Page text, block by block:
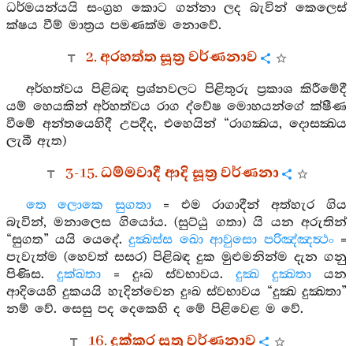
ධර්මයන්යයි සංග්‍රහ කොට ගන්නා ලද බැවින් කෙලෙස්
ක්ෂය වීම් මාත්‍රය පමණක්ම නොවේ.
2. අරහත්ත සූත්‍ර වර්ණනාව
අර්හත්වය පිළිබඳ ප්‍රශ්නවලට පිළිතුරු ප්‍රකාශ කිරීමේදී
යම් හෙයකින් අර්හත්වය රාග ද්වේෂ මොහයන්ගේ ක්ෂීණ
වීමේ අන්තයෙහිදී උපදීද, එහෙයින් “රාගක්‍ඛය, දොසක්‍ඛය
ලැබී ඇත)
3-15. ධම්මවාදී ආදි සූත්‍ර වර්ණනා
තෙ ලොකෙ සුගතා = එම රාගාදීන් අත්හැර ගිය
බැවින්, මනාලෙස ගියෝය. (සුට්ඨු ගතා) යි යන අරුතින්
“සුගත” යයි යෙදේ.දුක්‍ඛස්ස ඛො ආවුසො පරිඤ්ඤත්‍ථං=
පැවැත්ම (හෙවත් සසර) පිළිබඳ දුක මුළුමනින්ම දැන ගනු
පිණිස. දුක්ඛතා = දුඃඛ ස්වභාවය. දුක්‍ඛ දුක්‍ඛතා යන
ආදියෙහි දුකයයි හැදින්වෙන දුඃඛ ස්වභාවය “දුක්‍ඛ දුක්‍ඛතා”
නම් වේ. සෙසු පද දෙකෙහි ද මේ පිළිවෙළ ම වේ.
16. දුක්කර සූත්‍ර වර්ණනාව